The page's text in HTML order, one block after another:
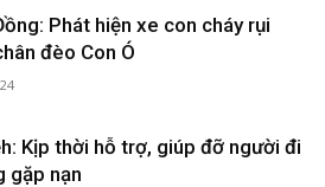
Phát hiện xe con cháy rụi
đèo Con Ó
Kịp thời hỗ trợ, giúp đỡ người đi
gặp nạn